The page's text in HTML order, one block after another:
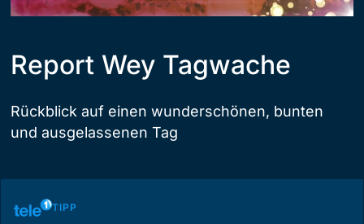
Report Wey Tagwache
Rückblick auf einen wunderschönen, bunten
und ausgelassenen Tag
TIPP